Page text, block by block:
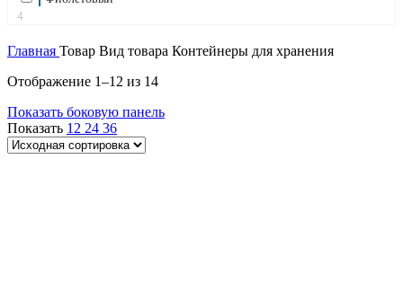
4
Главная Товар Вид товара Контейнеры для хранения
Отображение 1–12 из 14
Показать боковую панель
Показать 12 24 36